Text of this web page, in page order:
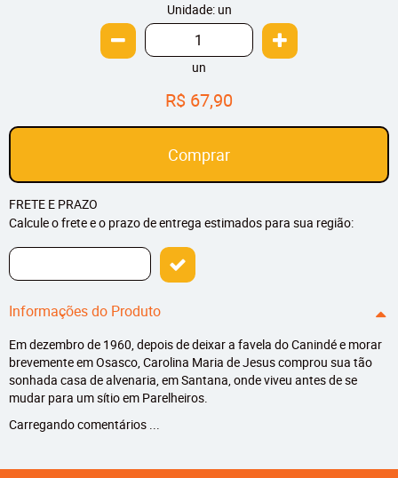
Unidade: un
un
R$ 67,90
Comprar
FRETE E PRAZO
Calcule o frete e o prazo de entrega estimados para sua região:
Informações do Produto
Em dezembro de 1960, depois de deixar a favela do Canindé e morar
brevemente em Osasco, Carolina Maria de Jesus comprou sua tão
sonhada casa de alvenaria, em Santana, onde viveu antes de se
mudar para um sítio em Parelheiros.
Carregando comentários ...